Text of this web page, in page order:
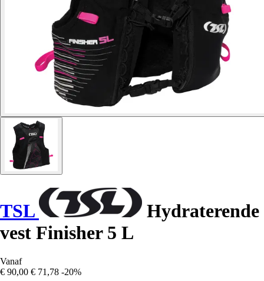
TSL
Hydraterende
vest Finisher 5 L
Vanaf
€ 90,00 € 71,78 -20%